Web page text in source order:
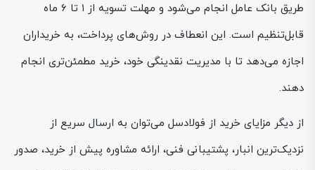
طریق بانک عامل انجام می‌شود و مهلت تسویه از ۱ تا ۶ ماه
قابل‌تنظیم است. این انعطاف در روش‌های پرداخت، به خریداران
اجازه می‌دهد تا با مدیریت نقدینگی خود، خرید مطمئن‌تری انجام
دهند.
از دیگر مزایای خرید از فولادسل می‌توان به ارسال سریع از
نزدیک‌ترین انبار، پشتیبانی فنی، ارائه مشاوره پیش از خرید، صدور